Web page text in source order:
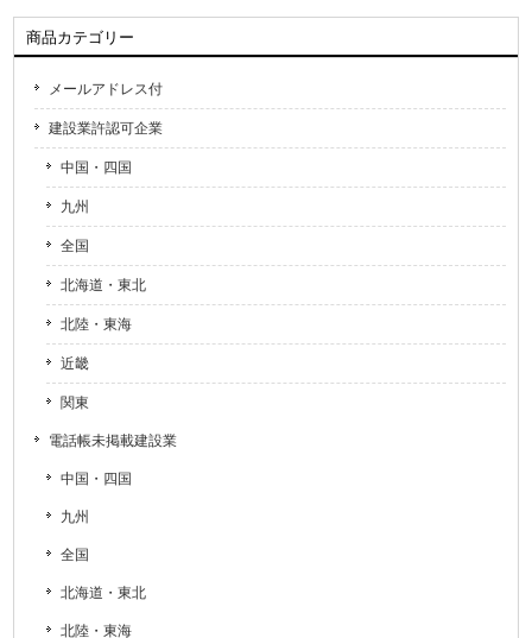
商品カテゴリー
メールアドレス付
建設業許認可企業
中国・四国
九州
全国
北海道・東北
北陸・東海
近畿
関東
電話帳未掲載建設業
中国・四国
九州
全国
北海道・東北
北陸・東海